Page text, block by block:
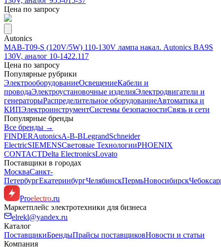
Цена по запросу
Autonics
MAB-T09-S (120V/5W) 110-130V лампа накал. Autonics BA9S
130V, аналог 10-1422.117
Цена по запросу
Популярные рубрики
ЭлектрооборудованиеОсвещениеКабели и
проводаЭлектроустановочные изделияЭлектродвигатели и
генераторыРаспределительное оборудованиеАвтоматика и
КИПЭлектроинструментСистемы безопасностиСвязь и сети
Популярные бренды
Все бренды →
FINDERAutonicsA-B-BLegrandSchneider
ElectricSIEMENSСветовые ТехнологииPHOENIX
CONTACTDelta ElectronicsLovato
Поставщики в городах
МоскваСанкт-
ПетербургЕкатеринбургЧелябинскПермьНовосибирск
Proelectro.ru
Маркетплейс электротехники для бизнеса
elrekl@yandex.ru
Каталог
ПоставщикиБрендыПрайсы поставщиковНовости и статьи
Компания